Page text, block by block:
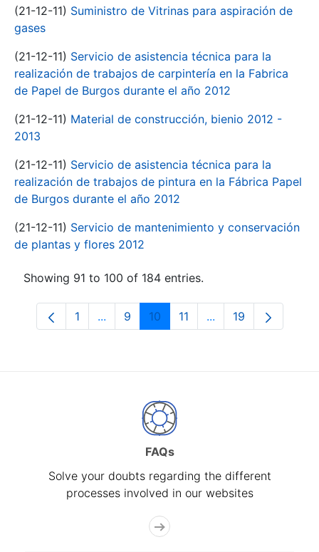
(21-12-11) Suministro de Vitrinas para aspiración de
gases
(21-12-11) Servicio de asistencia técnica para la
realización de trabajos de carpintería en la Fabrica
de Papel de Burgos durante el año 2012
(21-12-11) Material de construcción, bienio 2012 -
2013
(21-12-11) Servicio de asistencia técnica para la
realización de trabajos de pintura en la Fábrica Papel
de Burgos durante el año 2012
(21-12-11) Servicio de mantenimiento y conservación
de plantas y flores 2012
Showing 91 to 100 of 184 entries.
Page
1 ...Intermediate Pages Use TAB to
Page
9 Page
10 Page
11 ...Intermediate Pages
Page
19
FAQs
Solve your doubts regarding the different
processes involved in our websites